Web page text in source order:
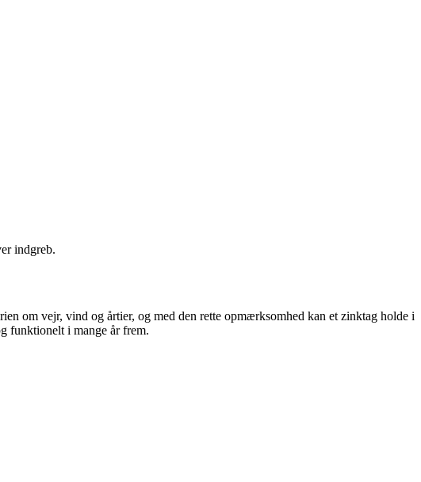
indgreb.
om vejr, vind og årtier, og med den rette opmærksomhed kan et zinktag holde i
funktionelt i mange år frem.